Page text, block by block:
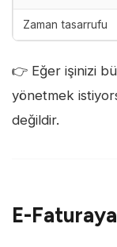
Zaman tasarrufu
👉 Eğer işinizi
yönetmek
değildir.
E-